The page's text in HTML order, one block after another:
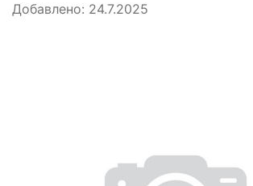
Добавлено: 24.7.2025